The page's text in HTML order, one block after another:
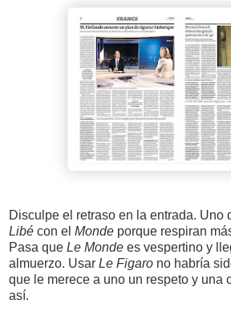
Disculpe el retraso en la entrada. Uno
Libé con el Monde porque respiran
Pasa que Le Monde es vespertino y
almuerzo. Usar Le Figaro no habría
que le merece a uno un respeto y una
así.